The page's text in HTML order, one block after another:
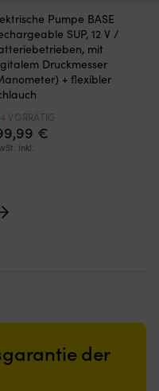
Pumpe BASE
SUP, 12 V /
mit
Druckmesser
+ flexibler
€
inkl.
4 VORRÄTIG
der